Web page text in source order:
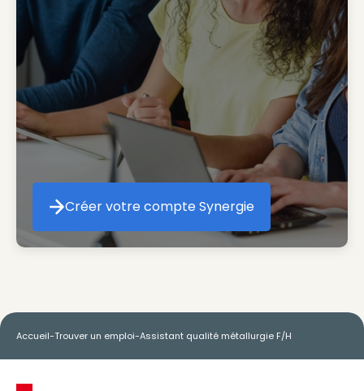
Créer votre compte Synergie
Créer votre compte Synergie
Accueil-Trouver un emploi-Assistant qualité métallurgie F/H